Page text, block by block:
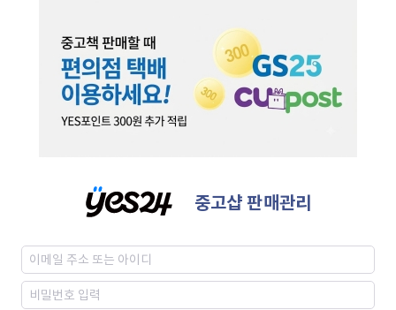
중고샵 판매관리